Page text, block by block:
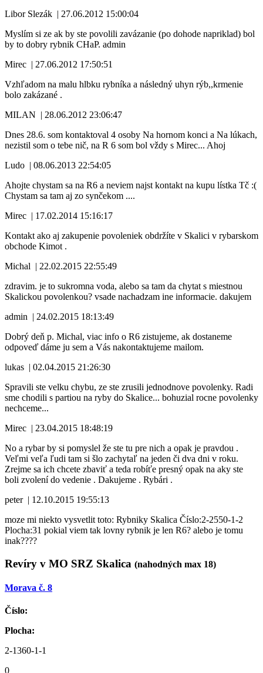
Libor Slezák | 27.06.2012 15:00:04
Myslím si ze ak by ste povolili zavázanie (po dohode napriklad) bol
by to dobry rybnik CHaP. admin
Mirec | 27.06.2012 17:50:51
Vzhľadom na malu hlbku rybníka a následný uhyn rýb,,krmenie
bolo zakázané .
MILAN | 28.06.2012 23:06:47
Dnes 28.6. som kontaktoval 4 osoby Na hornom konci a Na lúkach,
nezistil som o tebe nič, na R 6 som bol vždy s Mirec... Ahoj
Ludo | 08.06.2013 22:54:05
Ahojte chystam sa na R6 a neviem najst kontakt na kupu lístka Tč :(
Chystam sa tam aj zo synčekom ....
Mirec | 17.02.2014 15:16:17
Kontakt ako aj zakupenie povoleniek obdržíte v Skalici v rybarskom
obchode Kimot .
Michal | 22.02.2015 22:55:49
zdravim. je to sukromna voda, alebo sa tam da chytat s miestnou
Skalickou povolenkou? vsade nachadzam ine informacie. dakujem
admin | 24.02.2015 18:13:49
Dobrý deň p. Michal, viac info o R6 zistujeme, ak dostaneme
odpoveď dáme ju sem a Vás nakontaktujeme mailom.
lukas | 02.04.2015 21:26:30
Spravili ste velku chybu, ze ste zrusili jednodnove povolenky. Radi
sme chodili s partiou na ryby do Skalice... bohuzial rocne povolenky
nechceme...
Mirec | 23.04.2015 18:48:19
No a rybar by si pomyslel že ste tu pre nich a opak je pravdou .
Veľmi veľa ľudi tam si šlo zachytaľ na jeden či dva dni v roku.
Zrejme sa ich chcete zbaviť a teda robíťe presný opak na aky ste
boli zvolení do vedenie . Dakujeme . Rybári .
peter | 12.10.2015 19:55:13
moze mi niekto vysvetlit toto: Rybniky Skalica Číslo:2-2550-1-2
Plocha:31 pokial viem tak lovny rybnik je len R6? alebo je tomu
inak????
Revíry v MO SRZ Skalica (nahodných max 18)
Morava č. 8
Číslo:
Plocha:
2-1360-1-1
0